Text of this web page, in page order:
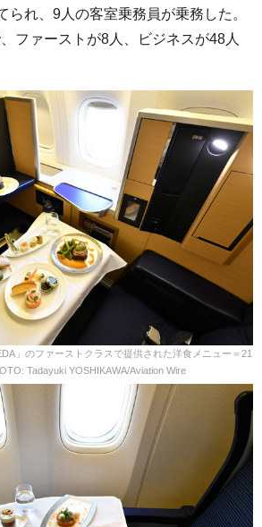
られ、9人の客室乗務員が乗務した。
ファーストが8人、ビジネスが48人
」のファーストクラスで提供された洋食メニュー＝21
Tadayuki YOSHIKAWA/Aviation Wire